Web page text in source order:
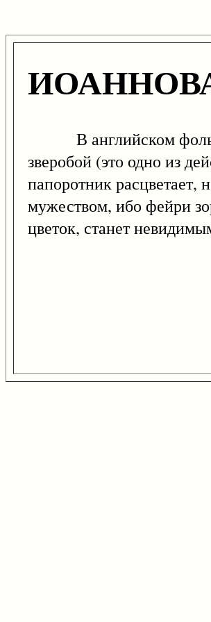
В английском
зверобой (это одно из
папоротник
мужеством, ибо фейри
цветок, станет